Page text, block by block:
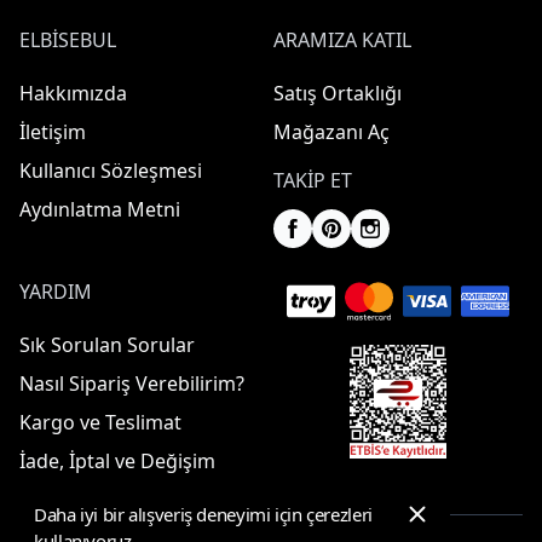
ELBISEBUL
Hakkımızda
İletişim
Kullanıcı Sözleşmesi
Aydınlatma Metni
ARAMIZA KATIL
Satış Ortaklığı
Mağazanı Aç
TAKIP ET
YARDIM
Sık Sorulan Sorular
Nasıl Sipariş Verebilirim?
Kargo ve Teslimat
İade, İptal ve Değişim
Daha iyi bir alışveriş deneyimi için çerezleri